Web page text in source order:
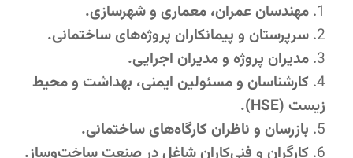
مهندسان عمران، معماری و شهرسازی.
سرپرستان و پیمانکاران پروژه‌های ساختمانی.
مدیران پروژه و مدیران اجرایی.
کارشناسان و مسئولین ایمنی، بهداشت و محیط
زیست (HSE).
بازرسان و ناظران کارگاه‌های ساختمانی.